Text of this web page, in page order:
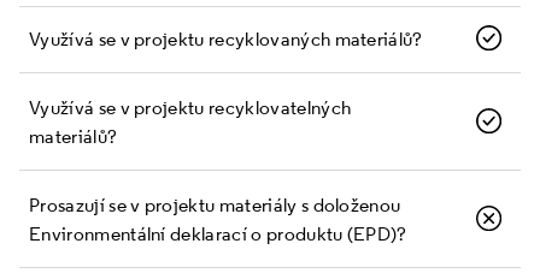
Využívá se v projektu recyklovaných materiálů?
Využívá se v projektu recyklovatelných
materiálů?
Prosazují se v projektu materiály s doloženou
Environmentální deklarací o produktu (EPD)?